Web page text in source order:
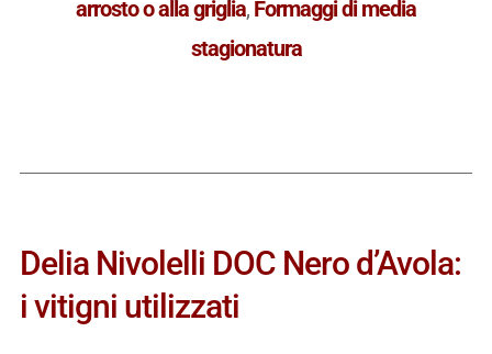
arrosto o alla griglia, Formaggi di media
stagionatura
Delia Nivolelli DOC Nero d’Avola:
i vitigni utilizzati